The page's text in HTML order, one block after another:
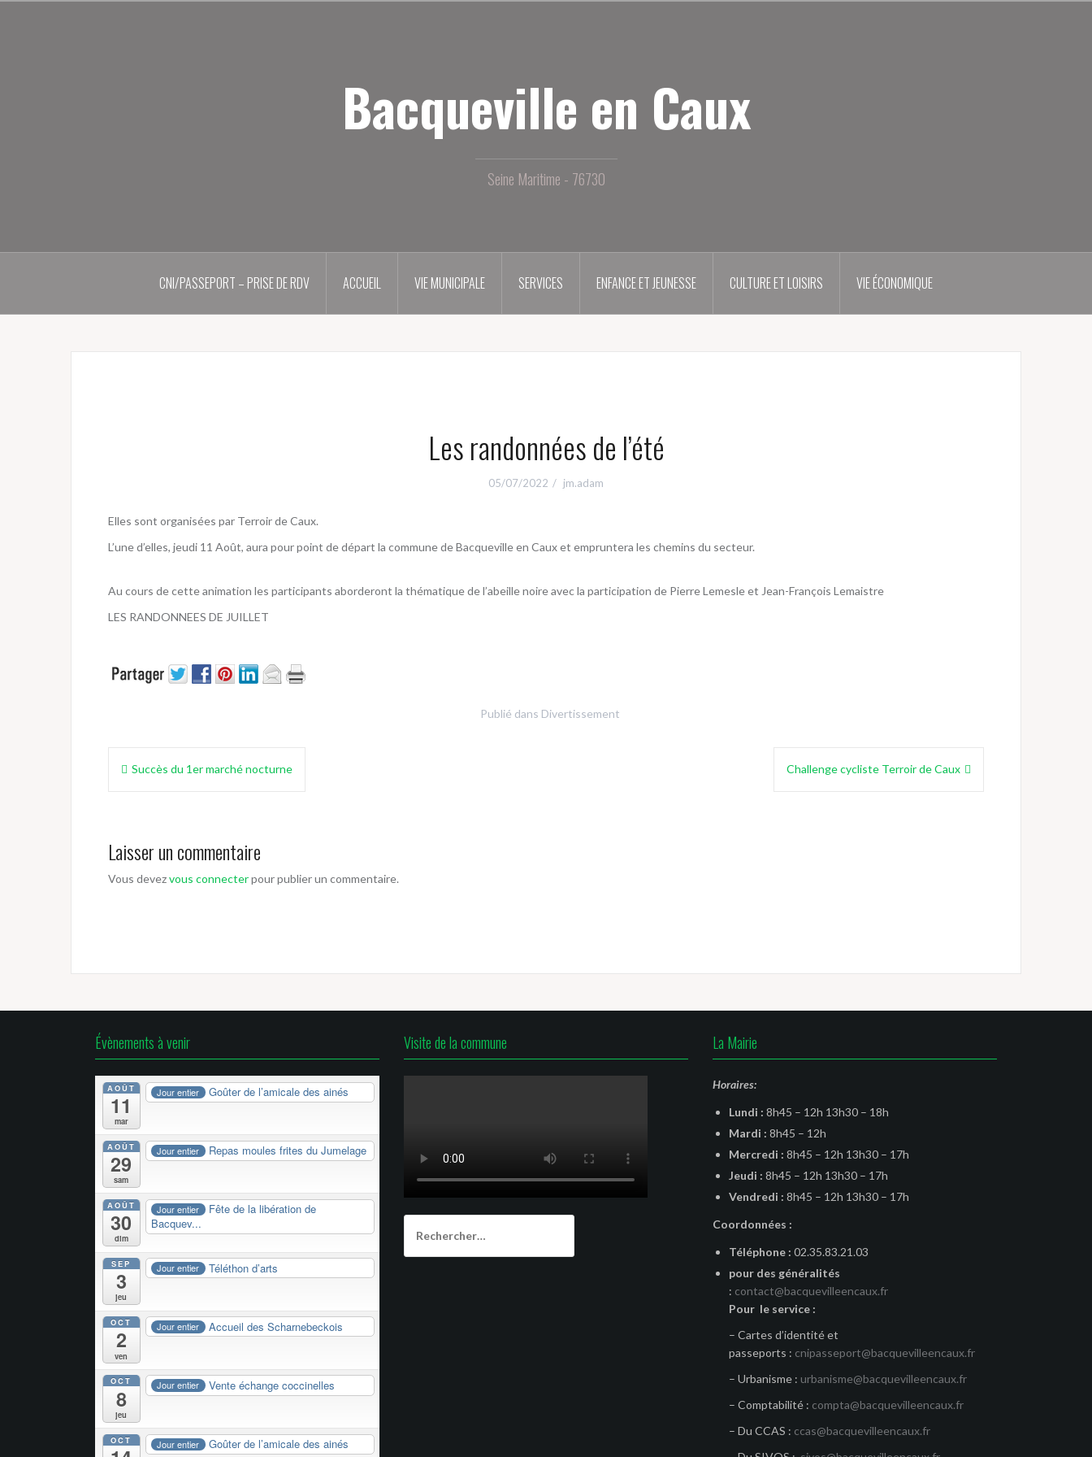
Bacqueville en Caux
Seine Maritime - 76730
CNI/PASSEPORT – PRISE DE RDV ACCUEIL VIE MUNICIPALE SERVICES ENFANCE ET JEUNESSE CULTURE ET LOISIRS VIE ÉCONOMIQUE
Les randonnées de l’été
05/07/2022 jm.adam
Elles sont organisées par Terroir de Caux.
L’une d’elles, jeudi 11 Août, aura pour point de départ la commune de Bacqueville en Caux et empruntera les chemins du secteur.
Au cours de cette animation les participants aborderont la thématique de l’abeille noire avec la participation de Pierre Lemesle et Jean-François Lemaistre
LES RANDONNEES DE JUILLET
Publié dans Divertissement
Navigation
Succès du 1er marché nocturne Challenge cycliste Terroir de Caux
Laisser un commentaire
Vous devezvous connecterpour publier un commentaire.
Évènements à venir
AOÛT
11
mar
Jour entier Goûter de l’amicale des ainés
AOÛT
29
sam
Jour entier Repas moules frites du Jumelage
AOÛT
30
dim
Jour entier
Fête de la libération de
Bacquev...
SEP
3
jeu
Jour entier Téléthon d’arts
OCT
2
ven
Jour entier Accueil des Scharnebeckois
OCT
8
jeu
Jour entier Vente échange coccinelles
OCT Jour entier Goûter de l’amicale des ainés
Visite de la commune La Mairie
Horaires:
Lundi : 8h45 – 12h 13h30 – 18h
Mardi : 8h45 – 12h
Mercredi : 8h45 – 12h 13h30 – 17h
Jeudi : 8h45 – 12h 13h30 – 17h
Vendredi : 8h45 – 12h 13h30 – 17h
Coordonnées :
Téléphone : 02.35.83.21.03
pour des généralités
: contact@bacquevilleencaux.fr
Pour le service :
– Cartes d’identité et
passeports : cnipasseport@bacquevilleencaux.fr
– Urbanisme : urbanisme@bacquevilleencaux.fr
– Comptabilité : compta@bacquevilleencaux.fr
– Du CCAS : ccas@bacquevilleencaux.fr